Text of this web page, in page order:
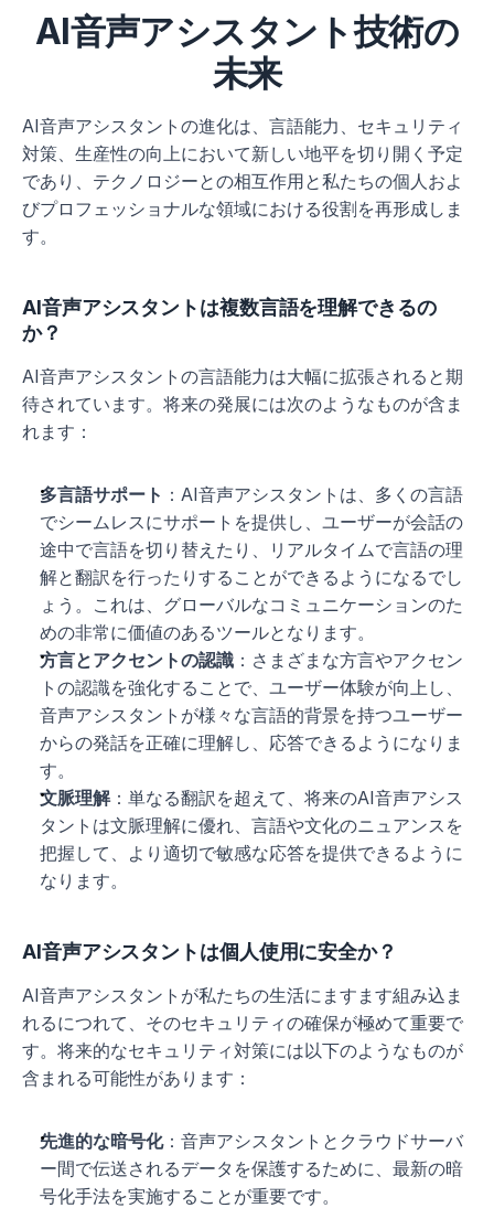
AI音声アシスタント技術の
未来
AI音声アシスタントの進化は、言語能力、セキュリティ
対策、生産性の向上において新しい地平を切り開く予定
であり、テクノロジーとの相互作用と私たちの個人およ
びプロフェッショナルな領域における役割を再形成しま
す。
AI音声アシスタントは複数言語を理解できるの
か？
AI音声アシスタントの言語能力は大幅に拡張されると期
待されています。将来の発展には次のようなものが含ま
れます：
多言語サポート ：AI音声アシスタントは、多くの言語
でシームレスにサポートを提供し、ユーザーが会話の
途中で言語を切り替えたり、リアルタイムで言語の理
解と翻訳を行ったりすることができるようになるでし
ょう。これは、グローバルなコミュニケーションのた
めの非常に価値のあるツールとなります。
方言とアクセントの認識 ：さまざまな方言やアクセン
トの認識を強化することで、ユーザー体験が向上し、
音声アシスタントが様々な言語的背景を持つユーザー
からの発話を正確に理解し、応答できるようになりま
す。
文脈理解：単なる翻訳を超えて、将来のAI音声アシス
タントは文脈理解に優れ、言語や文化のニュアンスを
把握して、より適切で敏感な応答を提供できるように
なります。
AI音声アシスタントは個人使用に安全か？
AI音声アシスタントが私たちの生活にますます組み込ま
れるにつれて、そのセキュリティの確保が極めて重要で
す。将来的なセキュリティ対策には以下のようなものが
含まれる可能性があります：
先進的な暗号化：音声アシスタントとクラウドサーバ
ー間で伝送されるデータを保護するために、最新の暗
号化手法を実施することが重要です。